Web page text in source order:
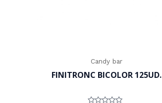
Candy bar
FINITRONC BICOLOR 125UD.